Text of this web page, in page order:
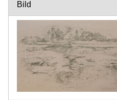
Bild